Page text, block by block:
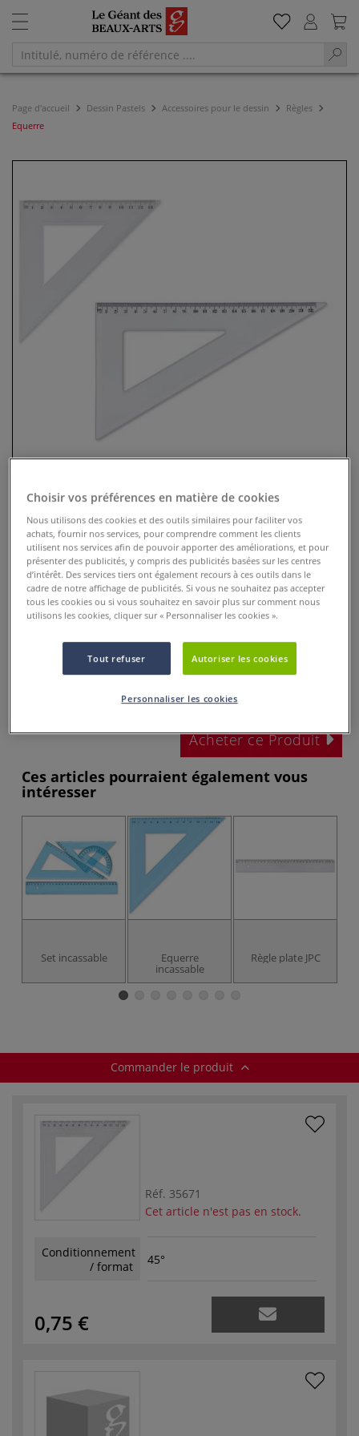
Page d'accueil Dessin Pastels Accessoires pour le dessin
Règles
Equerre
Equerre
2 Commentaires
Cette équerre est un outil idéal pour les écoles mais aussi
dans le milieu professionnel.
Plus
dès0,75 €
Acheter ce Produit
Ces articles pourraient également vous
intéresser
Set incassable Equerre
incassable
Règle plate JPC
Commander le produit
Réf. 35671
Cet article n'est pas en stock.
Conditionnement
/ format
45°
0,75 €
Choisir vos préférences en matière de cookies
Nous utilisons des cookies et des outils similaires pour faciliter vos
achats, fournir nos services, pour comprendre comment les clients
utilisent nos services afin de pouvoir apporter des améliorations, et pour
présenter des publicités, y compris des publicités basées sur les centres
d’intérêt. Des services tiers ont également recours à ces outils dans le
cadre de notre affichage de publicités. Si vous ne souhaitez pas accepter
tous les cookies ou si vous souhaitez en savoir plus sur comment nous
utilisons les cookies, cliquer sur « Personnaliser les cookies ».
Tout refuser Autoriser les cookies
Personnaliser les cookies